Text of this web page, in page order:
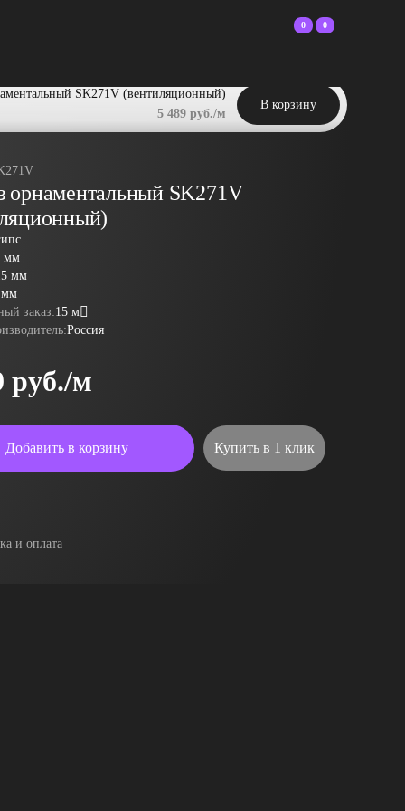
0 0
орнаментальный SK271V
мм
мм
мм
заказ:15 м
Россия
руб./м
Добавить в корзину Купить в 1 клик
SK271V (вентиляционный)
5 489 руб./м
В корзину
и оплата